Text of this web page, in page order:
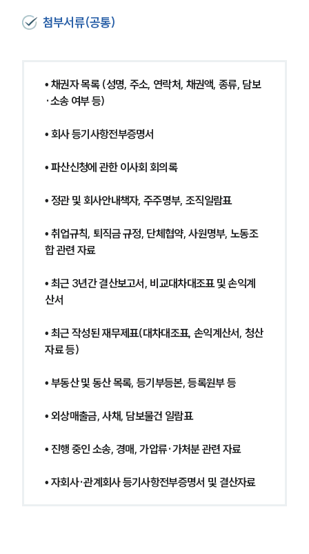
법인회생파산전문변호사
법률 블로그
법률서식
뉴스레터/브로슈어
세미나
첨부서류(공통)
• 채권자 목록 (성명, 주소, 연락처, 채권액, 종류, 담보
·소송 여부 등)
• 회사 등기사항전부증명서
• 파산신청에 관한 이사회 회의록
• 정관 및 회사안내책자, 주주명부, 조직일람표
• 취업규칙, 퇴직금 규정, 단체협약, 사원명부, 노동조
합 관련 자료
• 최근 3년간 결산보고서, 비교대차대조표 및 손익계
산서
• 최근 작성된 재무제표(대차대조표, 손익계산서, 청산
자료 등)
• 부동산 및 동산 목록, 등기부등본, 등록원부 등
• 외상매출금, 사채, 담보물건 일람표
• 진행 중인 소송, 경매, 가압류·가처분 관련 자료
• 자회사·관계회사 등기사항전부증명서 및 결산자료